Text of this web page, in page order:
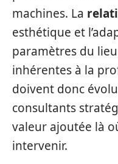
machines. La
esthétique et
paramètres du
inhérentes à la
doivent donc
consultants
valeur ajoutée là
intervenir.